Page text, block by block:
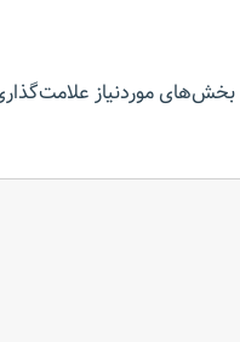
بخش‌های موردنیاز